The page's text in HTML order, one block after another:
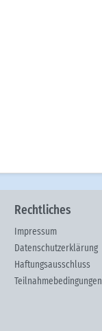
Rechtliches
Impressum
Datenschutzerklärung
Haftungsausschluss
Teilnahmebedingungen